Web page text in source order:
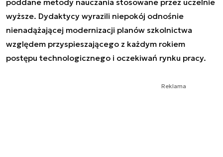
poddane metody nauczania stosowane przez uczelnie
wyższe. Dydaktycy wyrazili niepokój odnośnie
nienadążającej modernizacji planów szkolnictwa
względem przyspieszającego z każdym rokiem
postępu technologicznego i oczekiwań rynku pracy.
Reklama